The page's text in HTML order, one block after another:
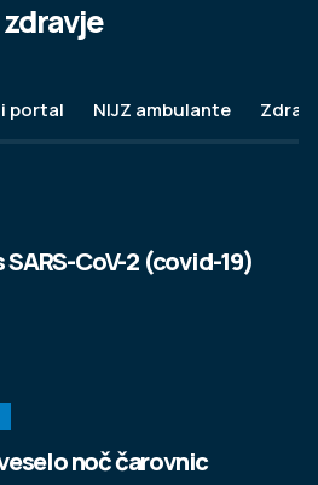
portal NIJZ ambulante
CoV-2 (covid-19)
noč čarovnic